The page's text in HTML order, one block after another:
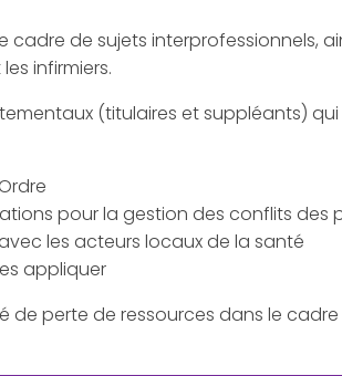
cadre de sujets interprofessionnels,
infirmiers.
(titulaires et suppléants)
pour la gestion des conflits des
les acteurs locaux de la santé
appliquer
de perte de ressources dans le cadre